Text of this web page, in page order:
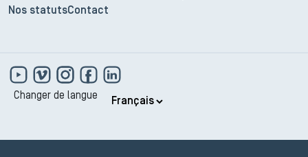
Nos statutsContact
Changer de langue